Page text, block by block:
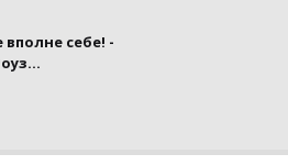
себе! -